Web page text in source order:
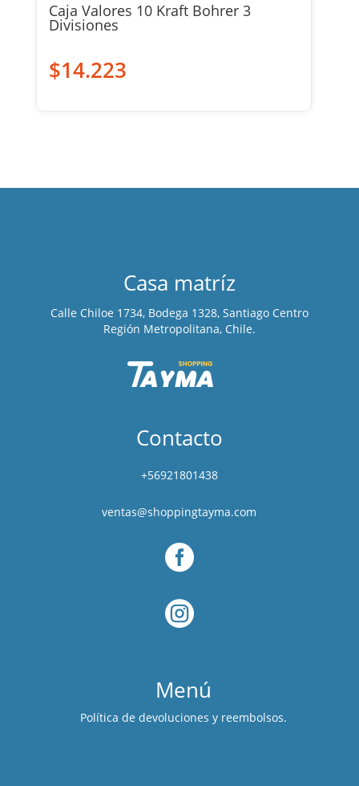
Caja Valores 10 Kraft Bohrer 3
Divisiones
$14.223
Casa matríz
Calle Chiloe 1734, Bodega 1328, Santiago Centro
Región Metropolitana, Chile.
Contacto
+56921801438
ventas@shoppingtayma.com


Menú
Política de devoluciones y reembolsos.